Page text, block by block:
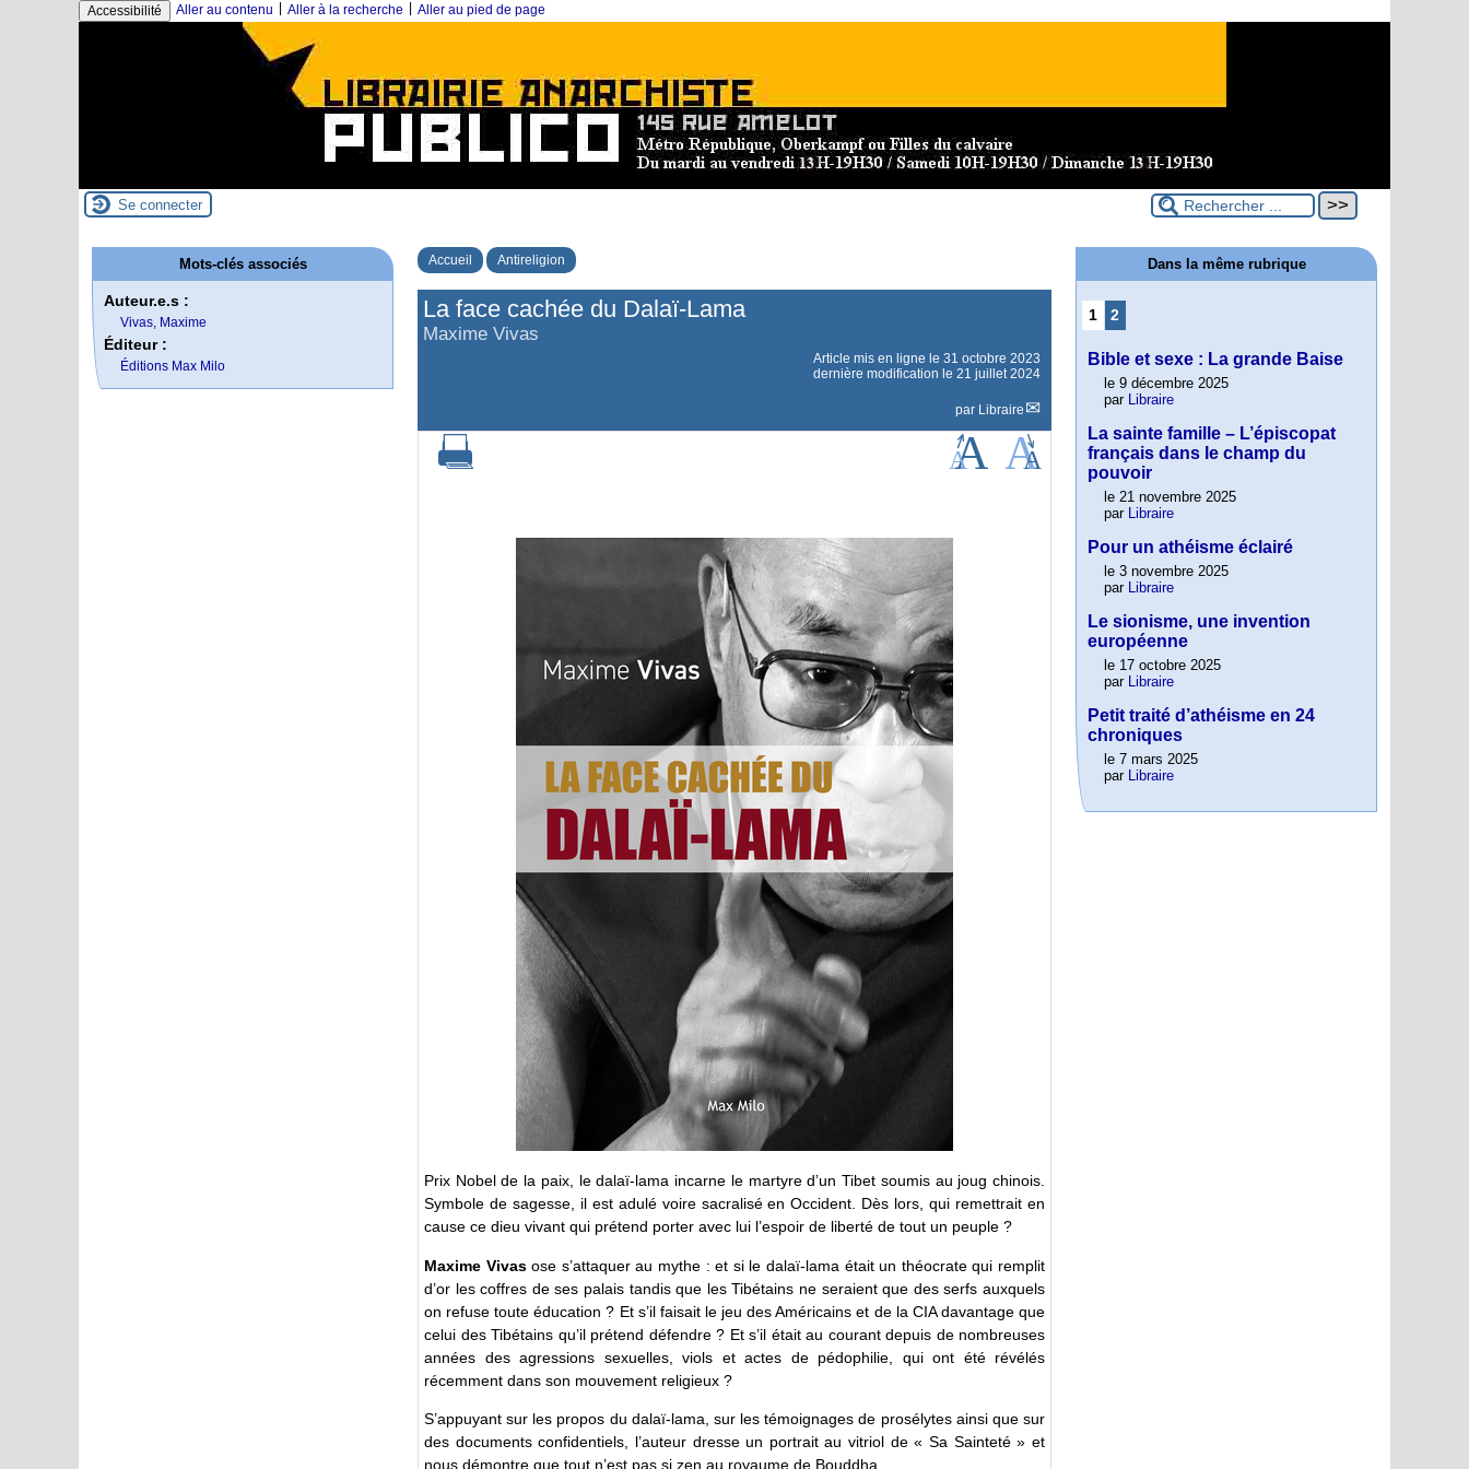
Accessibilité Aller au contenu Aller à la recherche Aller au pied de page
Se connecter
Accueil Antireligion
La face cachée du Dalaï-Lama
Maxime Vivas
Article mis en ligne le 31 octobre 2023
dernière modification le 21 juillet 2024
par Libraire
Prix Nobel de la paix, le dalaï-lama incarne le martyre d’un Tibet soumis au joug chinois.
Symbole de sagesse, il est adulé voire sacralisé en Occident. Dès lors, qui remettrait en
cause ce dieu vivant qui prétend porter avec lui l’espoir de liberté de tout un peuple ?
Maxime Vivasose s’attaquer au mythe : et si le dalaï-lama était un théocrate qui remplit
d’or les coffres de ses palais tandis que les Tibétains ne seraient que des serfs auxquels
on refuse toute éducation ? Et s’il faisait le jeu des Américains et de la CIA davantage que
celui des Tibétains qu’il prétend défendre ? Et s’il était au courant depuis de nombreuses
années des agressions sexuelles, viols et actes de pédophilie, qui ont été révélés
récemment dans son mouvement religieux ?
S’appuyant sur les propos du dalaï-lama, sur les témoignages de prosélytes ainsi que sur
des documents confidentiels, l’auteur dresse un portrait au vitriol de « Sa Sainteté » et
nous démontre que tout n’est pas si zen au royaume de Bouddha.
Mots-clés associés
Auteur.e.s :
Vivas, Maxime
Éditeur :
Éditions Max Milo
Dans la même rubrique
1 2
Bible et sexe : La grande Baise
le 9 décembre 2025
par Libraire
La sainte famille – L’épiscopat
français dans le champ du
pouvoir
le 21 novembre 2025
par Libraire
Pour un athéisme éclairé
le 3 novembre 2025
par Libraire
Le sionisme, une invention
européenne
le 17 octobre 2025
par Libraire
Petit traité d’athéisme en 24
chroniques
le 7 mars 2025
par Libraire